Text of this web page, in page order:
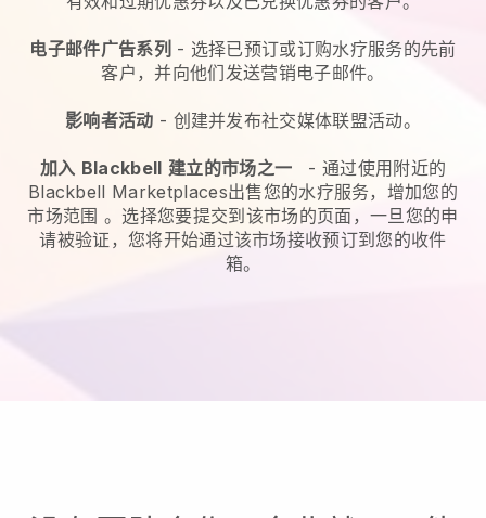
电子邮件广告系列 - 选择已预订或订购水疗服务的先前
客户，并向他们发送营销电子邮件。
影响者活动 - 创建并发布社交媒体联盟活动。
加入 Blackbell 建立的市场之一 - 通过使用附近的
Blackbell Marketplaces出售您的水疗服务，增加您的
市场范围 。选择您要提交到该市场的页面，一旦您的申
请被验证，您将开始通过该市场接收预订到您的收件
箱。